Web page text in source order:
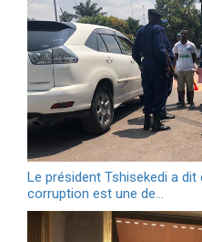
Le président Tshisekedi a
corruption est une de…